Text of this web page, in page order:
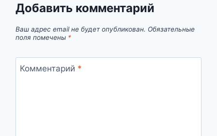
Добавить комментарий
Ваш адрес email не будет опубликован. Обязательные
поля помечены *
Комментарий *